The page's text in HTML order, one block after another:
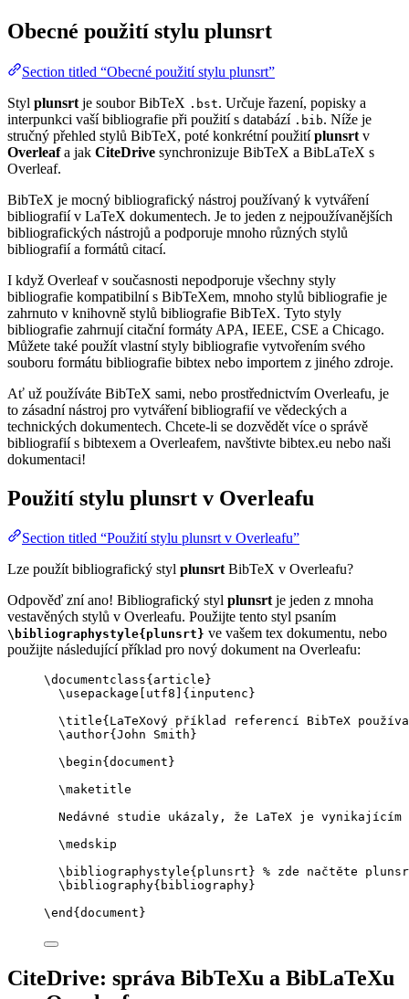
Obecné použití stylu plunsrt
Section titled “Obecné použití stylu plunsrt”
Styl plunsrt je soubor BibTeX .bst. Určuje řazení, popisky a
interpunkci vaší bibliografie při použití s databází .bib. Níže je
stručný přehled stylů BibTeX, poté konkrétní použitíplunsrt v
Overleafa jak CiteDrive synchronizuje BibTeX a BibLaTeX s
Overleaf.
BibTeX je mocný bibliografický nástroj používaný k vytváření
bibliografií v LaTeX dokumentech. Je to jeden z nejpoužívanějších
bibliografických nástrojů a podporuje mnoho různých stylů
bibliografií a formátů citací.
I když Overleaf v současnosti nepodporuje všechny styly
bibliografie kompatibilní s BibTeXem, mnoho stylů bibliografie je
zahrnuto v knihovně stylů bibliografie BibTeX. Tyto styly
bibliografie zahrnují citační formáty APA, IEEE, CSE a Chicago.
Můžete také použít vlastní styly bibliografie vytvořením svého
souboru formátu bibliografie bibtex nebo importem z jiného zdroje.
Ať už používáte BibTeX sami, nebo prostřednictvím Overleafu, je
to zásadní nástroj pro vytváření bibliografií ve vědeckých a
technických dokumentech. Chcete-li se dozvědět více o správě
bibliografií s bibtexem a Overleafem, navštivte bibtex.eu nebo naši
dokumentaci!
Použití stylu plunsrt v Overleafu
Section titled “Použití stylu plunsrt v Overleafu”
Lze použít bibliografický styl plunsrtBibTeX v Overleafu?
Odpověď zní ano! Bibliografický styl plunsrtje jeden z mnoha
vestavěných stylů v Overleafu. Použijte tento styl psaním
\bibliographystyle{plunsrt} ve vašem tex dokumentu, nebo
použijte následující příklad pro nový dokument na Overleafu:
\documentclass{ article }
\usepackage
utf8 ]{ inputenc }
\title{LaTeXový příklad referencí BibTeX
\author{John Smith}
\begin{ document }
\maketitle
Nedávné studie ukázaly, že LaTeX je vynikajícím
\medskip
\bibliographystyle{plunsrt} % zde načtěte
\bibliography{bibliography}
\end { document }
CiteDrive: správa BibTeXu a BibLaTeXu